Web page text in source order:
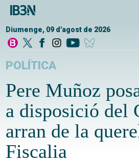
Diumenge, 09 d'agost de 2026
POLÍTICA
Pere Muñoz
a disposició del
arran de la
Fiscalia